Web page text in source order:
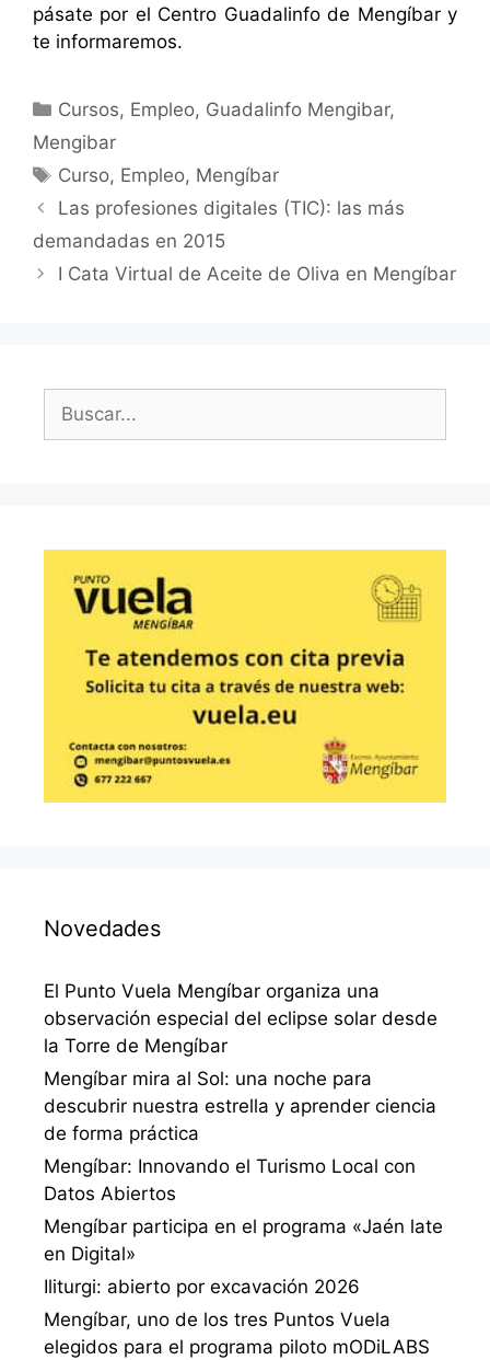
pásate por el Centro Guadalinfo de Mengíbar y
te informaremos.
Categorías
Cursos, Empleo, Guadalinfo Mengibar,
Mengibar
Etiquetas
Curso, Empleo, Mengíbar
Las profesiones digitales (TIC): las más
demandadas en 2015
I Cata Virtual de Aceite de Oliva en Mengíbar
Buscar:
Novedades
El Punto Vuela Mengíbar organiza una
observación especial del eclipse solar desde
la Torre de Mengíbar
Mengíbar mira al Sol: una noche para
descubrir nuestra estrella y aprender ciencia
de forma práctica
Mengíbar: Innovando el Turismo Local con
Datos Abiertos
Mengíbar participa en el programa «Jaén late
en Digital»
Iliturgi: abierto por excavación 2026
Mengíbar, uno de los tres Puntos Vuela
elegidos para el programa piloto mODiLABS